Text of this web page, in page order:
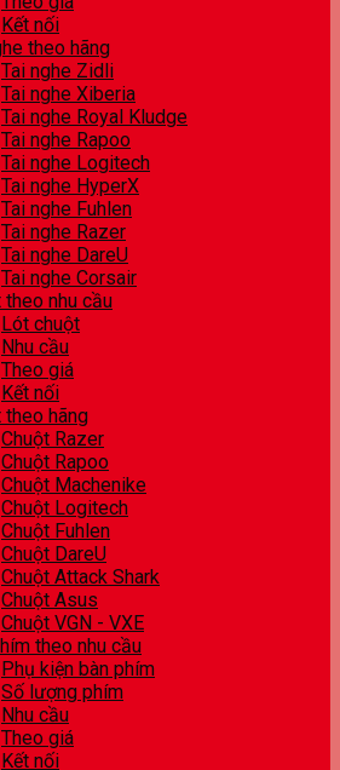
Kết nối
theo hãng
Tai nghe Zidli
Tai nghe Xiberia
Tai nghe Royal Kludge
Tai nghe Rapoo
Tai nghe Logitech
Tai nghe HyperX
Tai nghe Fuhlen
Tai nghe Razer
Tai nghe DareU
Tai nghe Corsair
theo nhu cầu
Lót chuột
Nhu cầu
Theo giá
Kết nối
theo hãng
Chuột Razer
Chuột Rapoo
Chuột Machenike
Chuột Logitech
Chuột Fuhlen
Chuột DareU
Chuột Attack Shark
Chuột Asus
Chuột VGN - VXE
theo nhu cầu
Phụ kiện bàn phím
Số lượng phím
Nhu cầu
Theo giá
Kết nối